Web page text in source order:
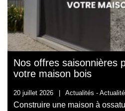
Nos offres saisonnières
votre maison bois
20 juillet 2026 | Actualités -
Construire une maison à